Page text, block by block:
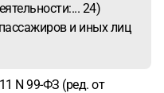
24)
и иных лиц
N 99-ФЗ (ред. от